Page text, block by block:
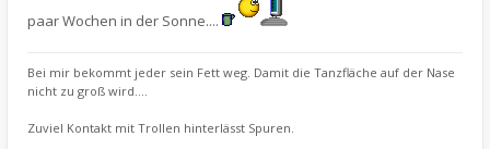
paar Wochen in der Sonne....
Bei mir bekommt jeder sein Fett weg. Damit die Tanzfläche auf der Nase
nicht zu groß wird....
Zuviel Kontakt mit Trollen hinterlässt Spuren.